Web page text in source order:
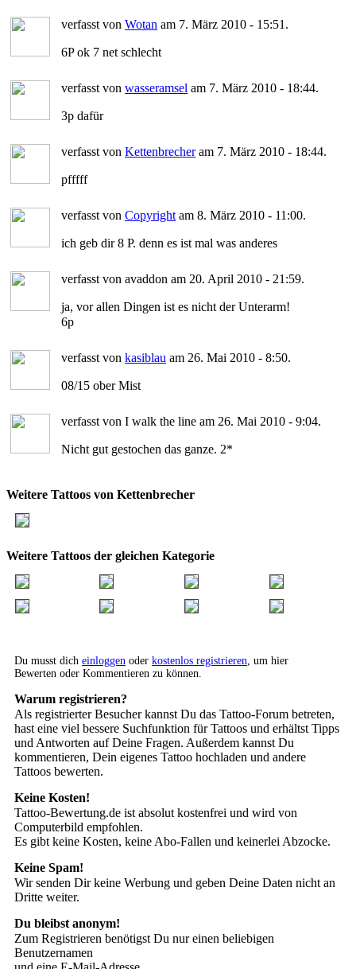
verfasst von Wotan am 7. März 2010 - 15:51.
6P ok 7 net schlecht
verfasst von wasseramsel am 7. März 2010 - 18:44.
3p dafür
verfasst von Kettenbrecheram 7. März 2010 - 18:44.
pfffff
verfasst von Copyright am 8. März 2010 - 11:00.
ich geb dir 8 P. denn es ist mal was anderes
verfasst von avaddon am 20. April 2010 - 21:59.
ja, vor allen Dingen ist es nicht der Unterarm!
6p
verfasst von kasiblau am 26. Mai 2010 - 8:50.
08/15 ober Mist
verfasst von I walk the line am 26. Mai 2010 - 9:04.
Nicht gut gestochen das ganze. 2*
Weitere Tattoos von Kettenbrecher
Weitere Tattoos der gleichen Kategorie
Du musst dich einloggen oder kostenlos registrieren , um hier
Bewerten oder Kommentieren zu können.
Warum registrieren?
Als registrierter Besucher kannst Du das Tattoo-Forum betreten,
hast eine viel bessere Suchfunktion für Tattoos und erhältst Tipps
und Antworten auf Deine Fragen. Außerdem kannst Du
kommentieren, Dein eigenes Tattoo hochladen und andere
Tattoos bewerten.
Keine Kosten!
Tattoo-Bewertung.de ist absolut kostenfrei und wird von
Computerbild empfohlen.
Es gibt keine Kosten, keine Abo-Fallen und keinerlei Abzocke.
Keine Spam!
Wir senden Dir keine Werbung und geben Deine Daten nicht an
Dritte weiter.
Du bleibst anonym!
Zum Registrieren benötigst Du nur einen beliebigen
Benutzernamen